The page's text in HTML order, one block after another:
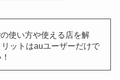
使い方や使える店を解
ットはauユーザーだけで